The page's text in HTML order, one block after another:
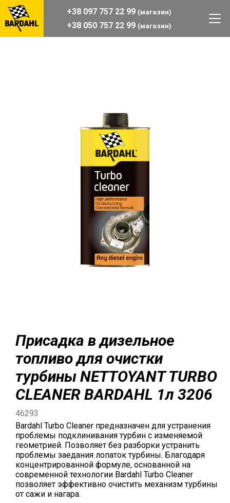
+38 097 757 22 99 (магазин)
+38 050 757 22 99 (магазин)
Присадка в дизельное
топливо для очистки
турбины NETTOYANT TURBO
CLEANER BARDAHL 1л 3206
46293
Bardahl Turbo Cleaner предназначен для устранения
проблемы подклинивания турбин с изменяемой
геометрией. Позволяет без разборки устранить
проблемы заедания лопаток турбины. Благодаря
концентрированной формуле, основанной на
современной технологии Bardahl Turbo Cleaner
позволяет эффективно очистить механизм турбины
от сажи и нагара.